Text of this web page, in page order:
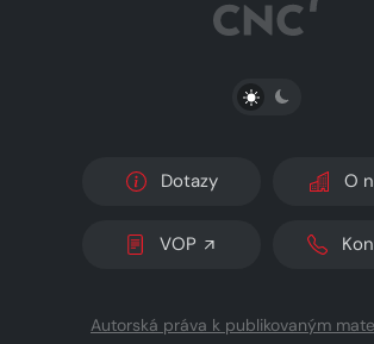
PŘEPNOUT
Dotazy O
VOP
Autorská práva k publikovaným